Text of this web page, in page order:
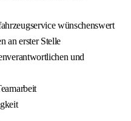
wünschenswert
an erster Stelle
und